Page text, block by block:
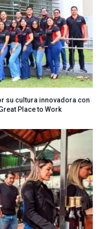
su cultura innovadora con
Place to Work